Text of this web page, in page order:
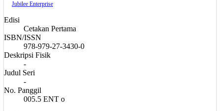
Jubilee Enterprise
Edisi
Cetakan Pertama
ISBN/ISSN
978-979-27-3430-0
Deskripsi Fisik
-
Judul Seri
-
No. Panggil
005.5 ENT o